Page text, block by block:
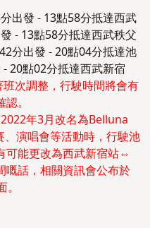
出發 - 13點58分抵達西武
- 13點58分抵達西武秩父
分出發 - 20點04分抵達池
20點02分抵達西武新宿
次調整，行駛時間將會有
。
年3月改名為Belluna
演唱會等活動時，行駛池
能更改為西武新宿站⇔
嘅話，相關資訊會公布於